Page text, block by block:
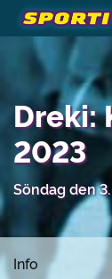
Dreki:
2023
Söndag den
Info